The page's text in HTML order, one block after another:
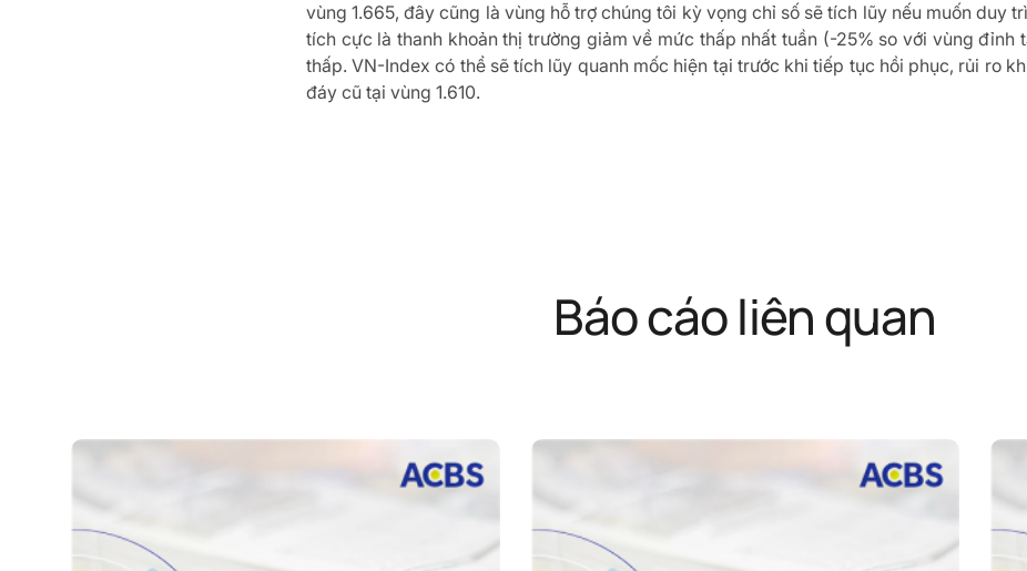
vùng 1.665, đây cũng là vùng hỗ trợ chúng tôi kỳ vọng chỉ số sẽ tích lũy nếu muốn duy
tích cực là thanh khoản thị trường giảm về mức thấp nhất tuần (-25% so với vùng
thấp. VN-Index có thể sẽ tích lũy quanh mốc hiện tại trước khi tiếp tục hồi phục, rủi ro
đáy cũ tại vùng 1.610.
Báo cáo liên quan